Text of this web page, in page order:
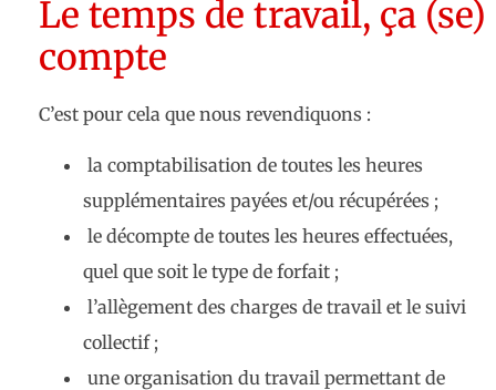
Le temps de travail, ça (se)
compte
C’est pour cela que nous revendiquons :
la comptabilisation de toutes les heures
supplémentaires payées et/ou récupérées ;
le décompte de toutes les heures effectuées,
quel que soit le type de forfait ;
l’allègement des charges de travail et le suivi
collectif ;
une organisation du travail permettant de